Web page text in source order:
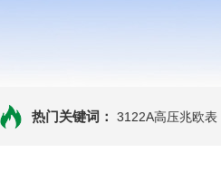
热门关键词： 3122A高压兆欧表